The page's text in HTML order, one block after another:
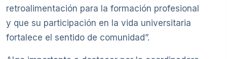
retroalimentación para la formación profesional
y que su participación en la vida universitaria
fortalece el sentido de comunidad”.